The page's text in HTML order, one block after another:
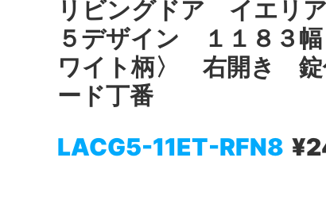
リビングドア イエ
５デザイン １１８３
ワイト柄〉 右開き
ード丁番
LACG5-11ET-RFN8